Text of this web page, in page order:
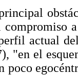
actual
"en el
poco